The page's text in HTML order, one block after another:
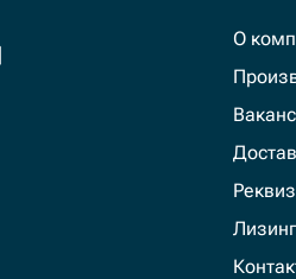
О
Лизинг